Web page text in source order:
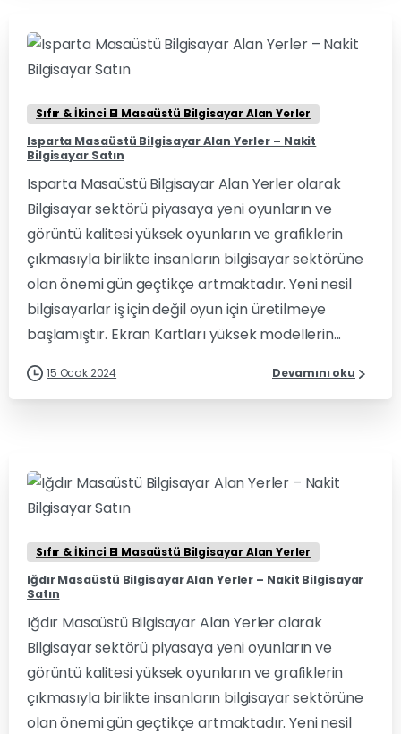
0 1
Sıfır & İkinci El Masaüstü Bilgisayar Alan Yerler
Isparta Masaüstü Bilgisayar Alan Yerler – Nakit
Bilgisayar Satın
Isparta Masaüstü Bilgisayar Alan Yerler olarak
Bilgisayar sektörü piyasaya yeni oyunların ve
görüntü kalitesi yüksek oyunların ve grafiklerin
çıkmasıyla birlikte insanların bilgisayar sektörüne
olan önemi gün geçtikçe artmaktadır. Yeni nesil
bilgisayarlar iş için değil oyun için üretilmeye
başlamıştır. Ekran Kartları yüksek modellerin...
15 Ocak 2024 Devamını oku
0 0
Sıfır & İkinci El Masaüstü Bilgisayar Alan Yerler
Iğdır Masaüstü Bilgisayar Alan Yerler – Nakit Bilgisayar
Satın
Iğdır Masaüstü Bilgisayar Alan Yerler olarak
Bilgisayar sektörü piyasaya yeni oyunların ve
görüntü kalitesi yüksek oyunların ve grafiklerin
çıkmasıyla birlikte insanların bilgisayar sektörüne
olan önemi gün geçtikçe artmaktadır. Yeni nesil